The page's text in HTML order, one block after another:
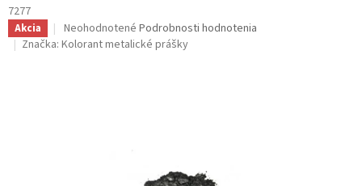
7277
Akcia
Priemerné
hodnotenie
Neohodnotené Podrobnosti hodnotenia
Značka: Kolorant metalické prášky